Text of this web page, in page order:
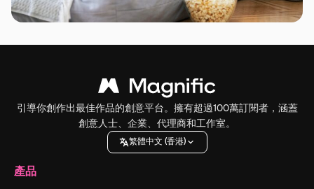
引導你創作出最佳作品的創意平台。擁有超過100萬訂閱者，涵蓋
創意人士、企業、代理商和工作室。
繁體中文 (香港)
產品